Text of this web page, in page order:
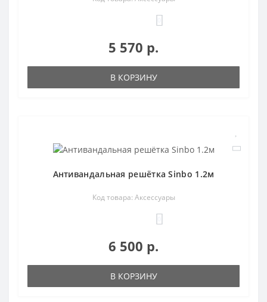
5 570 р.
В КОРЗИНУ
Антивандальная решётка Sinbo 1.2м
Код товара: Аксессуары
6 500 р.
В КОРЗИНУ